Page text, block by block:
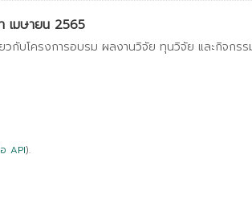
เมษายน 2565
วกับโครงการอบรม ผลงานวิจัย ทุนวิจัย และกิจก
API).